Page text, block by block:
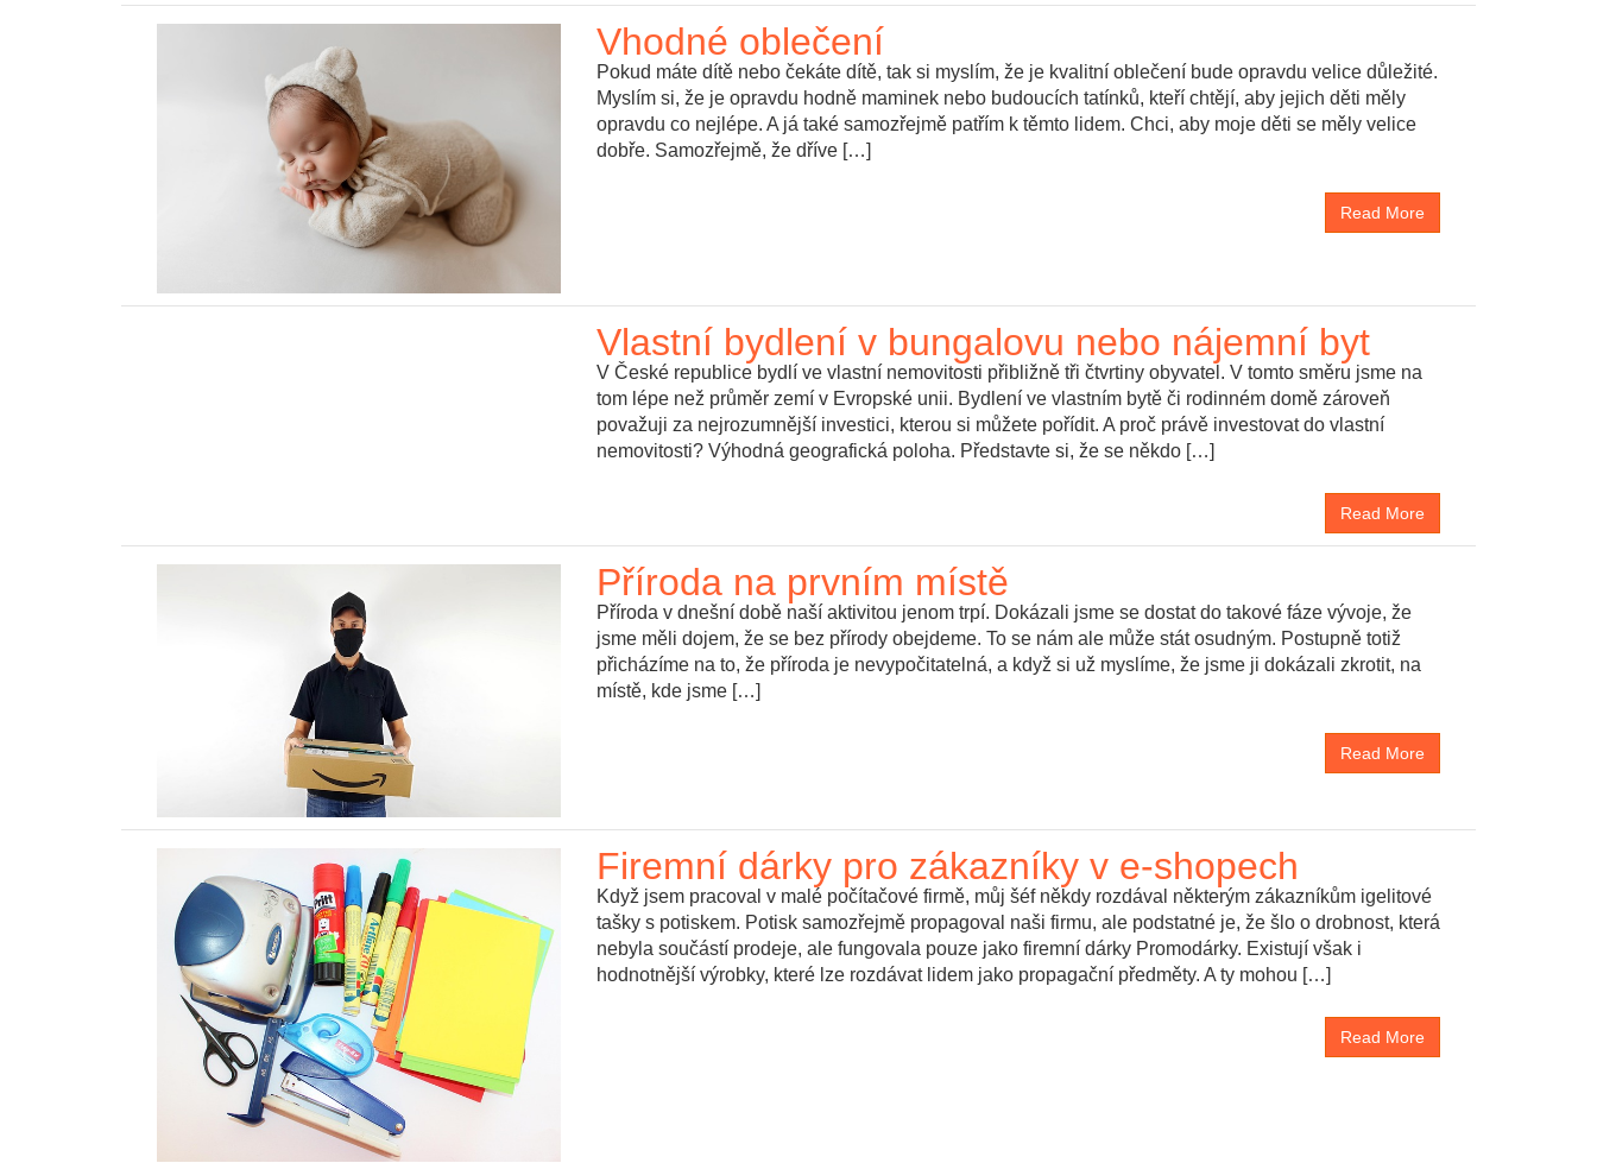
Vhodné oblečení
Pokud máte dítě nebo čekáte dítě, tak si myslím, že je kvalitní oblečení bude opravdu velice důležité.
Myslím si, že je opravdu hodně maminek nebo budoucích tatínků, kteří chtějí, aby jejich děti měly
opravdu co nejlépe. A já také samozřejmě patřím k těmto lidem. Chci, aby moje děti se měly velice
dobře. Samozřejmě, že dříve […]
Read More
Vlastní bydlení v bungalovu nebo nájemní byt
V České republice bydlí ve vlastní nemovitosti přibližně tři čtvrtiny obyvatel. V tomto směru jsme na
tom lépe než průměr zemí v Evropské unii. Bydlení ve vlastním bytě či rodinném domě zároveň
považuji za nejrozumnější investici, kterou si můžete pořídit. A proč právě investovat do vlastní
nemovitosti? Výhodná geografická poloha. Představte si, že se někdo […]
Read More
Příroda na prvním místě
Příroda v dnešní době naší aktivitou jenom trpí. Dokázali jsme se dostat do takové fáze vývoje, že
jsme měli dojem, že se bez přírody obejdeme. To se nám ale může stát osudným. Postupně totiž
přicházíme na to, že příroda je nevypočitatelná, a když si už myslíme, že jsme ji dokázali zkrotit, na
místě, kde jsme […]
Read More
Firemní dárky pro zákazníky v e-shopech
Když jsem pracoval v malé počítačové firmě, můj šéf někdy rozdával některým zákazníkům igelitové
tašky s potiskem. Potisk samozřejmě propagoval naši firmu, ale podstatné je, že šlo o drobnost, která
nebyla součástí prodeje, ale fungovala pouze jako firemní dárky Promodárky. Existují však i
hodnotnější výrobky, které lze rozdávat lidem jako propagační předměty. A ty mohou […]
Read More